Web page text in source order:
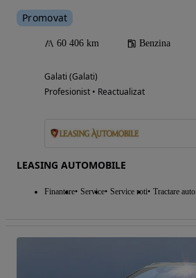
Promovat
60 406 km Benzina
Galati (Galati)
Profesionist • Reactualizat
LEASING AUTOMOBILE
Finantare Service Service roti Tractare auto